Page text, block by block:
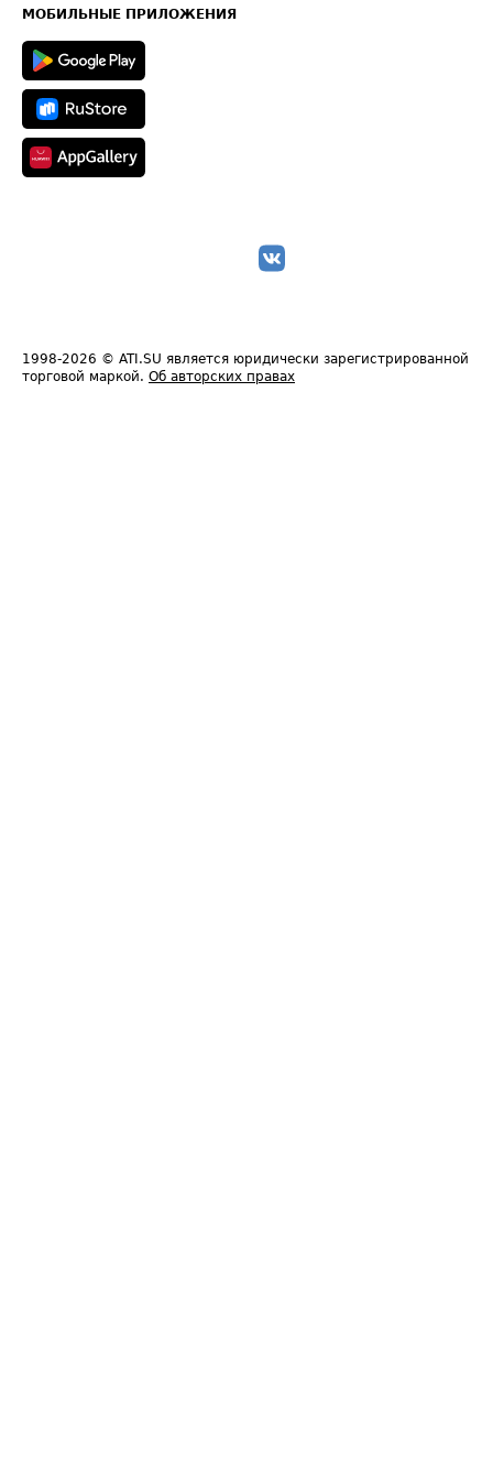
Техническая информация
МОБИЛЬНЫЕ ПРИЛОЖЕНИЯ
1998-2026 © ATI.SU является юридически зарегистрированной
торговой маркой. Об авторских правах